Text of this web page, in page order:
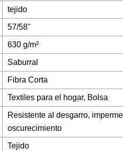
tejido
57/58''
630 g/m²
Saburral
Fibra Corta
Textiles para el hogar, Bolsa
Resistente al desgarro,
oscurecimiento
Tejido